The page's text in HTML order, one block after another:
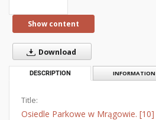
Show content
Download
DESCRIPTION INFORMATION
Title:
Osiedle Parkowe w Mrągowie. [10]